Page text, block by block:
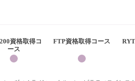
資格取得コ
ース
FTP資格取得コース